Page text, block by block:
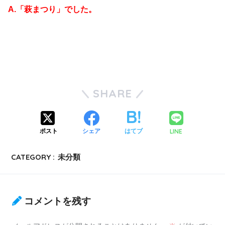
A.「萩まつり」でした。
SHARE
ポスト シェア はてブ LINE
CATEGORY : 未分類
コメントを残す